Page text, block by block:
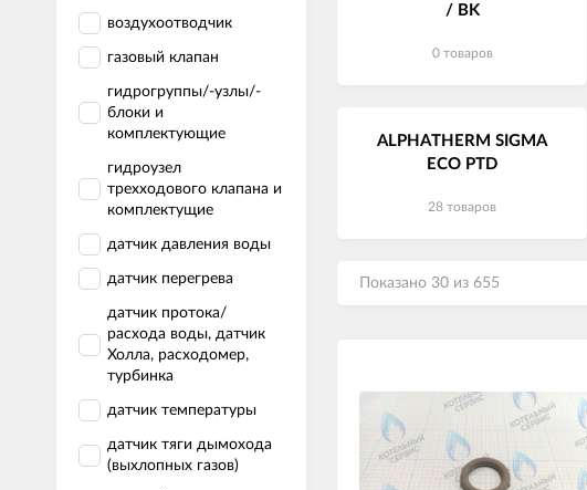
воздухоотводчик
газовый клапан
гидрогруппы/-узлы/-
блоки и
комплектующие
гидроузел
трехходового клапана и
комплектущие
датчик давления воды
датчик перегрева
датчик протока/
расхода воды, датчик
Холла, расходомер,
турбинка
датчик температуры
датчик тяги дымохода
(выхлопных газов)
/ BK
0 товаров
ALPHATHERM SIGMA
ECO PTD
28 товаров
Показано 30 из 655